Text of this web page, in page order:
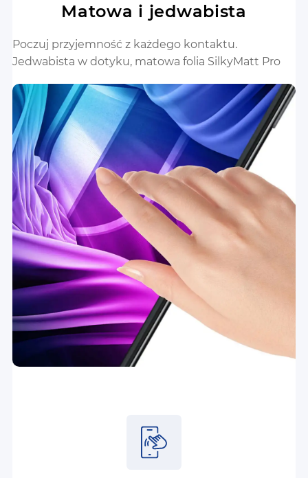
Matowa i jedwabista
Poczuj przyjemność z każdego kontaktu.
Jedwabista w dotyku, matowa folia SilkyMatt Pro